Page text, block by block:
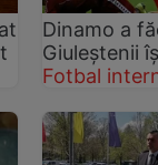
Dinamo a
Giuleștenii
Fotbal